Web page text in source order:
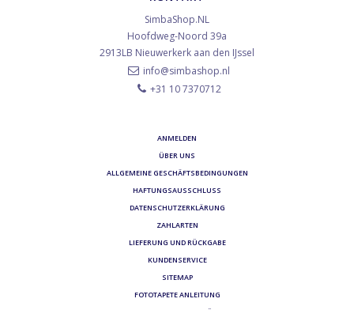
SimbaShop.NL
Hoofdweg-Noord 39a
2913LB Nieuwerkerk aan den IJssel
info@simbashop.nl
+31 10 7370712
ANMELDEN
ÜBER UNS
ALLGEMEINE GESCHÄFTSBEDINGUNGEN
HAFTUNGSAUSSCHLUSS
DATENSCHUTZERKLÄRUNG
ZAHLARTEN
LIEFERUNG UND RÜCKGABE
KUNDENSERVICE
SITEMAP
FOTOTAPETE ANLEITUNG